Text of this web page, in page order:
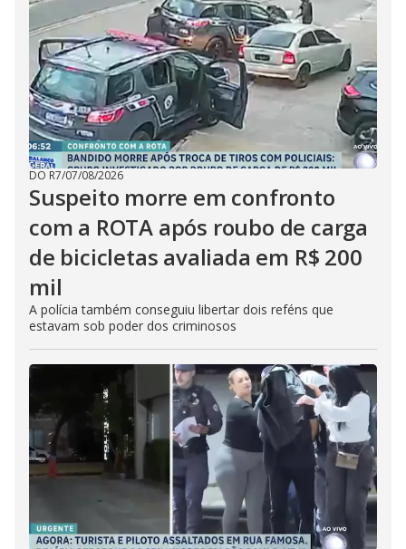
DO R7/07/08/2026
Suspeito morre em confronto
com a ROTA após roubo de carga
de bicicletas avaliada em R$ 200
mil
A polícia também conseguiu libertar dois reféns que
estavam sob poder dos criminosos